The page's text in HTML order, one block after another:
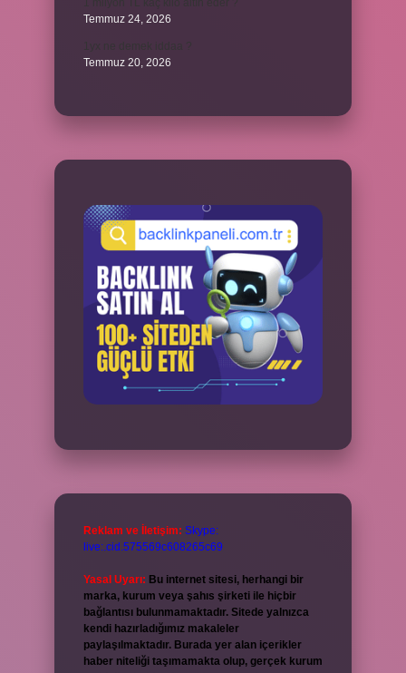
Temmuz 24, 2026
Temmuz 20, 2026
Reklam ve İletişim: Skype:
live:.cid.575569c608265c69
Yasal Uyarı: Bu internet sitesi, herhangi bir
marka, kurum veya şahıs şirketi ile hiçbir
bağlantısı bulunmamaktadır. Sitede yalnızca
kendi hazırladığımız makaleler
paylaşılmaktadır. Burada yer alan içerikler
haber niteliği taşımamakta olup, gerçek kurum